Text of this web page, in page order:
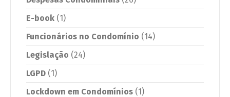
E-book (1)
Funcionários no Condomínio (14)
Legislação (24)
LGPD (1)
Lockdown em Condomínios (1)